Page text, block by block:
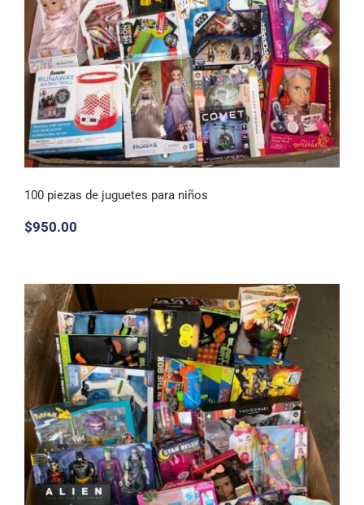
100 piezas de juguetes para niños
100 piezas de juguetes para niños
$950.00